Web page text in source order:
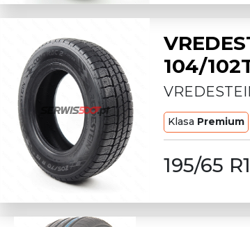
104/
Klasa Premium
195/65